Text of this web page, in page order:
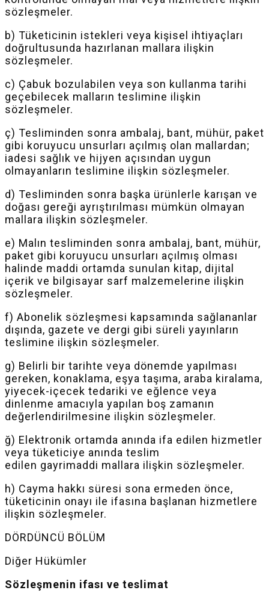
sözleşmeler.
b) Tüketicinin istekleri veya kişisel ihtiyaçları
doğrultusunda hazırlanan mallara ilişkin
sözleşmeler.
c) Çabuk bozulabilen veya son kullanma tarihi
geçebilecek malların teslimine ilişkin
sözleşmeler.
ç) Tesliminden sonra ambalaj, bant, mühür, paket
gibi koruyucu unsurları açılmış olan mallardan;
iadesi sağlık ve hijyen açısından uygun
olmayanların teslimine ilişkin sözleşmeler.
d) Tesliminden sonra başka ürünlerle karışan ve
doğası gereği ayrıştırılması mümkün olmayan
mallara ilişkin sözleşmeler.
e) Malın tesliminden sonra ambalaj, bant, mühür,
paket gibi koruyucu unsurları açılmış olması
halinde maddi ortamda sunulan kitap, dijital
içerik ve bilgisayar sarf malzemelerine ilişkin
sözleşmeler.
f) Abonelik sözleşmesi kapsamında sağlananlar
dışında, gazete ve dergi gibi süreli yayınların
teslimine ilişkin sözleşmeler.
g) Belirli bir tarihte veya dönemde yapılması
gereken, konaklama, eşya taşıma, araba kiralama,
yiyecek-içecek tedariki ve eğlence veya
dinlenme amacıyla yapılan boş zamanın
değerlendirilmesine ilişkin sözleşmeler.
ğ) Elektronik ortamda anında ifa edilen hizmetler
veya tüketiciye anında teslim
edilen gayrimaddi mallara ilişkin sözleşmeler.
h) Cayma hakkı süresi sona ermeden önce,
tüketicinin onayı ile ifasına başlanan hizmetlere
ilişkin sözleşmeler.
DÖRDÜNCÜ BÖLÜM
Diğer Hükümler
Sözleşmenin ifası ve teslimat